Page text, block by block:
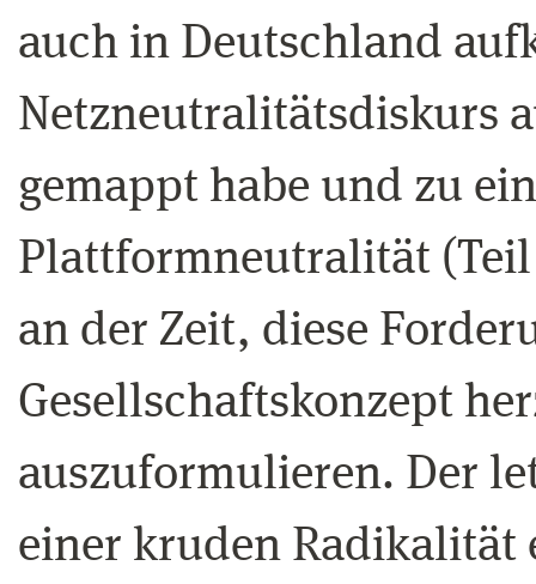
auch in Deutschland
Netzneutralitätsdiskurs
gemappt habe und zu
Plattformneutralität
an der Zeit, diese
Gesellschaftskonzept
auszuformulieren. Der
einer kruden Radikalität